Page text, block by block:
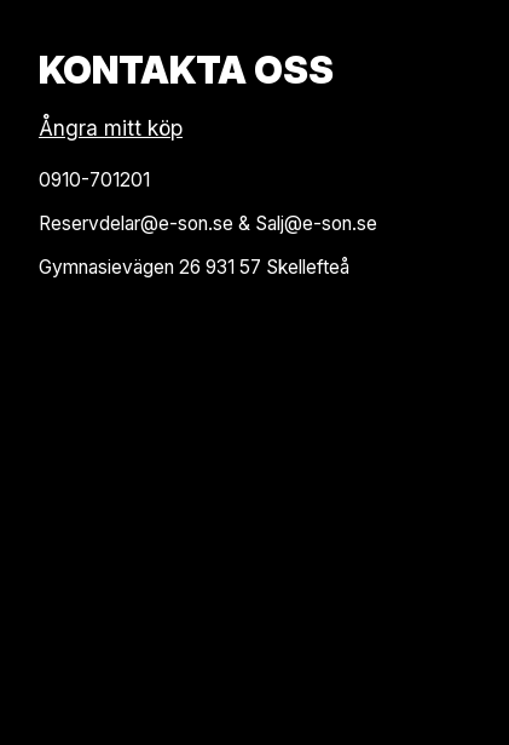
KONTAKTA OSS
Ångra mitt köp
0910-701201
Reservdelar@e-son.se & Salj@e-son.se
Gymnasievägen 26 931 57 Skellefteå